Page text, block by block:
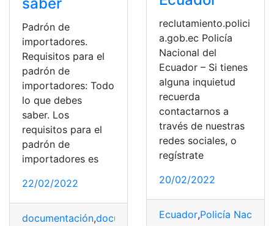
Padrón de
importadores.
Requisitos para el
padrón de
importadores: Todo
lo que debes
saber. Los
requisitos para el
padrón de
importadores es
22/02/2022
documentación,documentos Importación,inscripción
reclutamiento.polici
a.gob.ec Policía
Nacional del
Ecuador – Si tienes
alguna inquietud
recuerda
contactarnos a
través de nuestras
redes sociales, o
regístrate
20/02/2022
Ecuador,Policía